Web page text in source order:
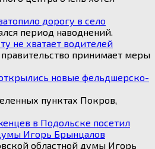
дорогу в село
период наводнений.
не хватает водителей
принимает меры
новые фельдшерско-
пунктах Покров,
в Подольске посетил
Игорь Брынцалов
областной думы Игорь